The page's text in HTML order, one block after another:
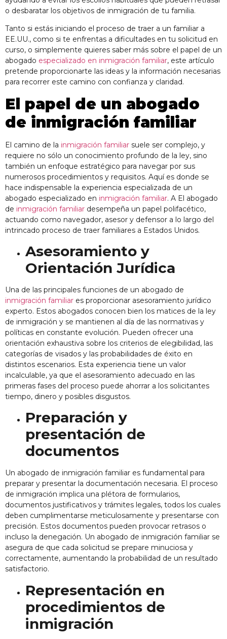
o desbaratar los objetivos de inmigración de tu familia.
Tanto si estás iniciando el proceso de traer a un familiar a
EE.UU., como si te enfrentas a dificultades en tu solicitud en
curso, o simplemente quieres saber más sobre el papel de un
abogado especializado en inmigración familiar, este artículo
pretende proporcionarte las ideas y la información necesarias
para recorrer este camino con confianza y claridad.
El papel de un abogado
de inmigración familiar
El camino de la inmigración familiar suele ser complejo, y
requiere no sólo un conocimiento profundo de la ley, sino
también un enfoque estratégico para navegar por sus
numerosos procedimientos y requisitos. Aquí es donde se
hace indispensable la experiencia especializada de un
abogado especializado en inmigración familiar. A El abogado
de inmigración familiar desempeña un papel polifacético,
actuando como navegador, asesor y defensor a lo largo del
intrincado proceso de traer familiares a Estados Unidos.
Asesoramiento y
Orientación Jurídica
Una de las principales funciones de un abogado de
inmigración familiar es proporcionar asesoramiento jurídico
experto. Estos abogados conocen bien los matices de la ley
de inmigración y se mantienen al día de las normativas y
políticas en constante evolución. Pueden ofrecer una
orientación exhaustiva sobre los criterios de elegibilidad, las
categorías de visados y las probabilidades de éxito en
distintos escenarios. Esta experiencia tiene un valor
incalculable, ya que el asesoramiento adecuado en las
primeras fases del proceso puede ahorrar a los solicitantes
tiempo, dinero y posibles disgustos.
Preparación y
presentación de
documentos
Un abogado de inmigración familiar es fundamental para
preparar y presentar la documentación necesaria. El proceso
de inmigración implica una plétora de formularios,
documentos justificativos y trámites legales, todos los cuales
deben cumplimentarse meticulosamente y presentarse con
precisión. Estos documentos pueden provocar retrasos o
incluso la denegación. Un abogado de inmigración familiar se
asegura de que cada solicitud se prepare minuciosa y
correctamente, aumentando la probabilidad de un resultado
satisfactorio.
Representación en
procedimientos de
inmigración